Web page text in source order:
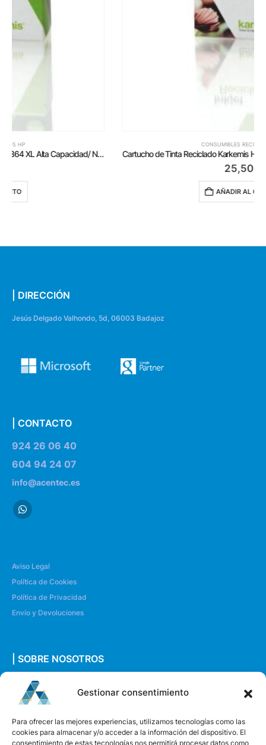
Gestionar consentimiento
Para ofrecer las mejores experiencias, utilizamos tecnologías como las
cookies para almacenar y/o acceder a la información del dispositivo. El
consentimiento de estas tecnologías nos permitirá procesar datos como
Cartucho de Tinta Reciclado Karkemis HP nº920 XL Alta Capacidad Multipack/ Negro/ Cian/ Amarillo/ Magenta
| DIRECCIÓN
Jesús Delgado Valhondo, 5d, 06003 Badajoz
| CONTACTO
924 26 06 40
604 94 24 07
info@acentec.es
Aviso Legal
Política de Cookies
Política de Privacidad
Envío y Devoluciones
| SOBRE NOSOTROS
Quiénes somos
Envíanos un mensaje